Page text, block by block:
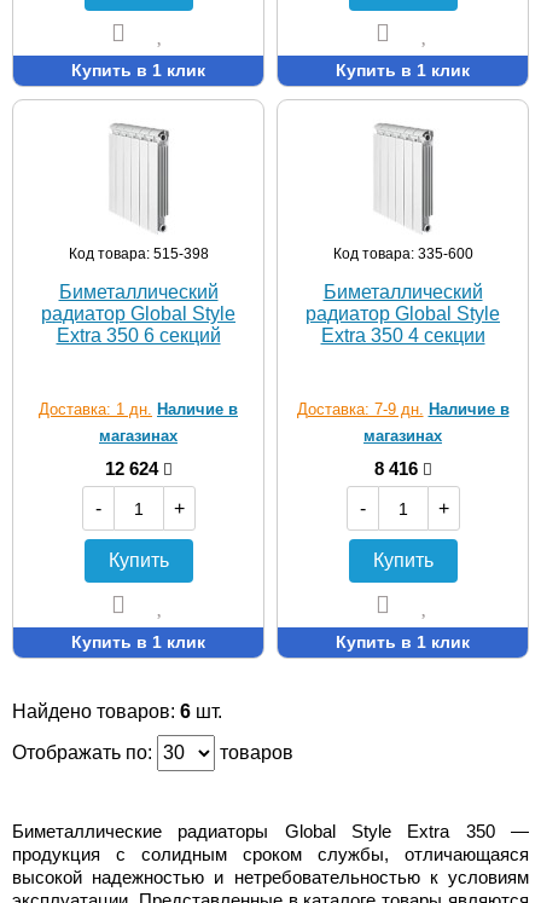
Купить в 1 клик Купить в 1 клик
Код товара: 515-398
Биметаллический
радиатор Global Style
Extra 350 6 секций
Доставка: 1 дн. Наличие в
магазинах
12 624
-
+
Купить
Купить в 1 клик
Код товара: 335-600
Биметаллический
радиатор Global Style
Extra 350 4 секции
Доставка: 7-9 дн. Наличие в
магазинах
8 416
-
+
Купить
Купить в 1 клик
Найдено товаров: 6 шт.
Отображать по:
товаров
Биметаллические радиаторы Global Style Extra 350 —
продукция с солидным сроком службы, отличающаяся
высокой надежностью и нетребовательностью к условиям